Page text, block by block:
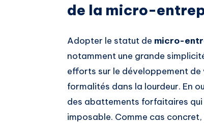
de la micro-
Adopter le statut de micro-
notamment une grande
efforts sur le développement
formalités dans la lourdeur. En
des abattements forfaitaires
imposable. Comme cas